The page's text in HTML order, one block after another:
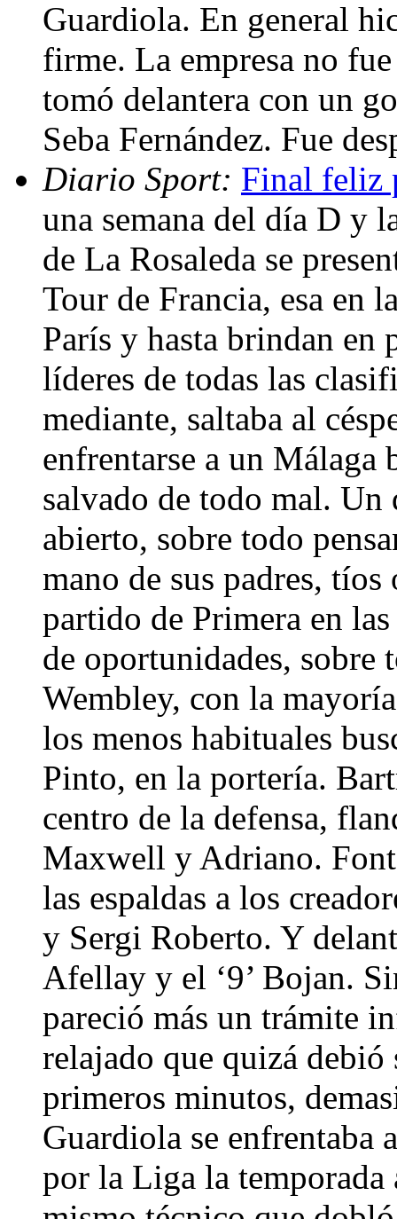
Guardiola. En general
firme. La empresa no
tomó delantera con un
Seba Fernández. Fue
Diario Sport: Final feliz
una semana del día D y
de La Rosaleda se
Tour de Francia, esa en
París y hasta brindan en
líderes de todas las
mediante, saltaba al
enfrentarse a un
salvado de todo mal.
abierto, sobre todo
mano de sus padres, tíos
partido de Primera en
de oportunidades, sobre
Wembley, con la
los menos habituales
Pinto, en la portería.
centro de la defensa,
Maxwell y Adriano.
las espaldas a los
y Sergi Roberto. Y
Afellay y el ‘9’ Bojan.
pareció más un trámite
relajado que quizá debió
primeros minutos,
Guardiola se enfrentaba
por la Liga la